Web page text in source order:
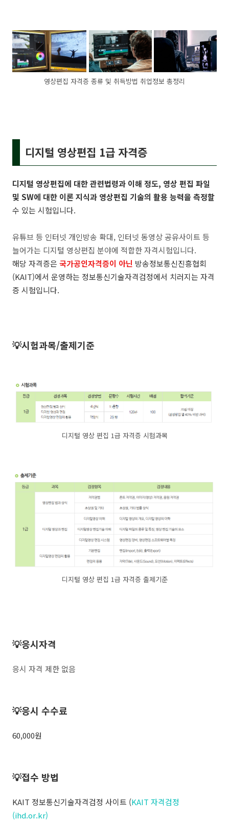
영상편집 자격증 종류 및 취득방법 취업정보 총정리
디지털 영상편집 1급 자격증
디지털 영상편집에 대한 관련법령과 이해 정도, 영상 편집 파일
및 SW에 대한 이론 지식과 영상편집 기술의 활용 능력을 측정할
수 있는 시험입니다.
유튜브 등 인터넷 개인방송 확대, 인터넷 동영상 공유사이트 등
늘어가는 디지털 영상편집 분야에 적합한 자격시험입니다.
해당 자격증은 국가공인자격증이 아닌 방송정보통신진흥협회
(KAIT)에서 운영하는 정보통신기술자격검정에서 치러지는 자격
증 시험입니다.
💡시험과목/출제기준
디지털 영상 편집 1급 자격증 시험과목
디지털 영상 편집 1급 자격증 출제기준
💡응시자격
응시 자격 제한 없음
💡응시 수수료
60,000원
💡접수 방법
KAIT 정보통신기술자격검정 사이트 (KAIT 자격검정
(ihd.or.kr)